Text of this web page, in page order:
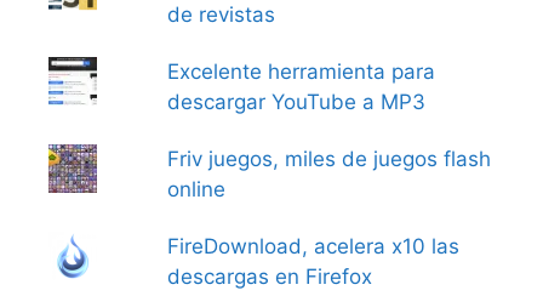
de revistas
Excelente herramienta para
descargar YouTube a MP3
Friv juegos, miles de juegos flash
online
FireDownload, acelera x10 las
descargas en Firefox